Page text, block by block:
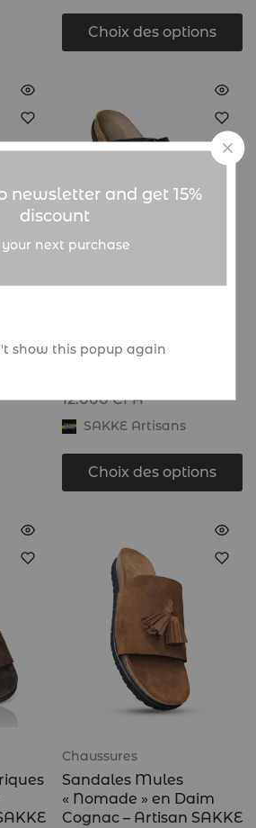
Choix des options
double boucle – Noir |
12.000CFA
SAKKE Artisans
Choix des options
Chaussures
Sandales Mules
« Nomade » en Daim
Cognac – Artisan SAKKE
newsletter and get 15%
discount
your next purchase
show this popup again